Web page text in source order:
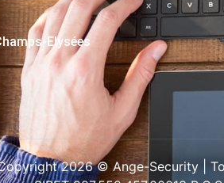
Elysées
2026 © Ange-Security |